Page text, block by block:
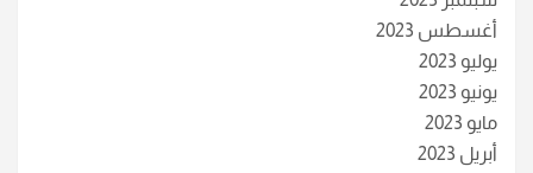
أغسطس 2023
يوليو 2023
يونيو 2023
مايو 2023
أبريل 2023